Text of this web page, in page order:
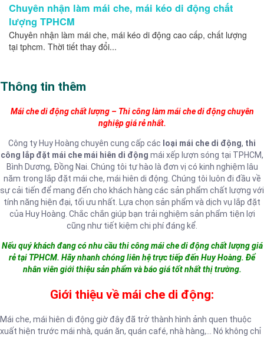
Chuyên nhận làm mái che, mái kéo di động chất
lượng TPHCM
Chuyên nhận làm mái che, mái kéo di động cao cấp, chất lượng
tại tphcm. Thời tiết thay đổi...
Thông tin thêm
Mái che di động chất lượng – Thi công làm mái che di động chuyên
nghiệp giá rẻ nhất.
Công ty Huy Hoàng chuyên cung cấp các loại mái che di động, thi
công lắp đặt mái che mái hiên di động mái xếp lượn sóng tại TPHCM,
Bình Dương, Đồng Nai. Chúng tôi tự hào là đơn vị có kinh nghiệm lâu
năm trong lắp đặt mái che, mái hiên di động. Chúng tôi luôn đi đầu về
sự cải tiến để mang đến cho khách hàng các sản phẩm chất lượng với
tính năng hiện đại, tối ưu nhất. Lựa chọn sản phẩm và dịch vụ lắp đặt
của Huy Hoàng. Chắc chắn giúp bạn trải nghiệm sản phẩm tiện lợi
cũng như tiết kiệm chi phí đáng kể.
Nếu quý khách đang có nhu cầu thi công mái che di động chất lượng giá
rẻ tại TPHCM. Hãy nhanh chóng liên hệ trực tiếp đến Huy Hoàng. Để
nhân viên giới thiệu sản phẩm và báo giá tốt nhất thị trường.
Giới thiệu về mái che di động:
Mái che, mái hiên di động giờ đây đã trở thành hình ảnh quen thuộc
xuất hiện trước mái nhà, quán ăn, quán café, nhà hàng,… Nó không chỉ